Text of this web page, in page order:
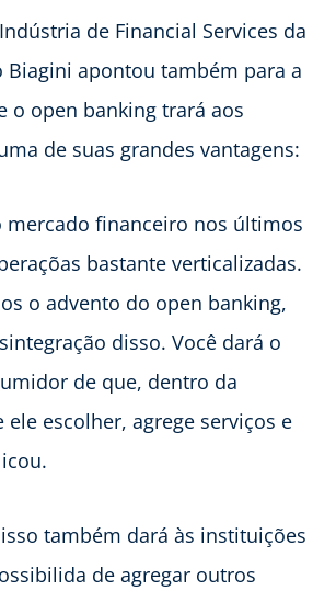
de Financial Services da
Biagini apontou também para a
o open banking trará aos
de suas grandes vantagens:
mercado financeiro nos últimos
bastante verticalizadas.
o advento do open banking,
disso. Você dará o
de que, dentro da
escolher, agrege serviços e
isso também dará às instituições
de agregar outros